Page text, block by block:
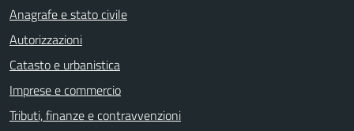
Anagrafe e stato civile
Autorizzazioni
Catasto e urbanistica
Imprese e commercio
Tributi, finanze e contravvenzioni